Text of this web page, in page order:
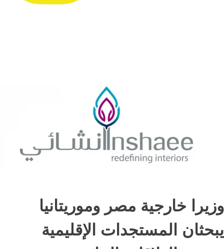
وزيرا خارجية مصر وموريتانيا
يبحثان المستجدات الإقليمية